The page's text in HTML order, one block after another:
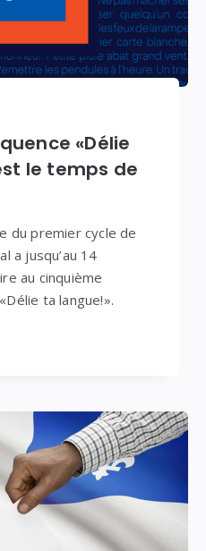
«Délie
le temps de
du premier cycle de
a jusqu’au 14
au cinquième
ta langue!».